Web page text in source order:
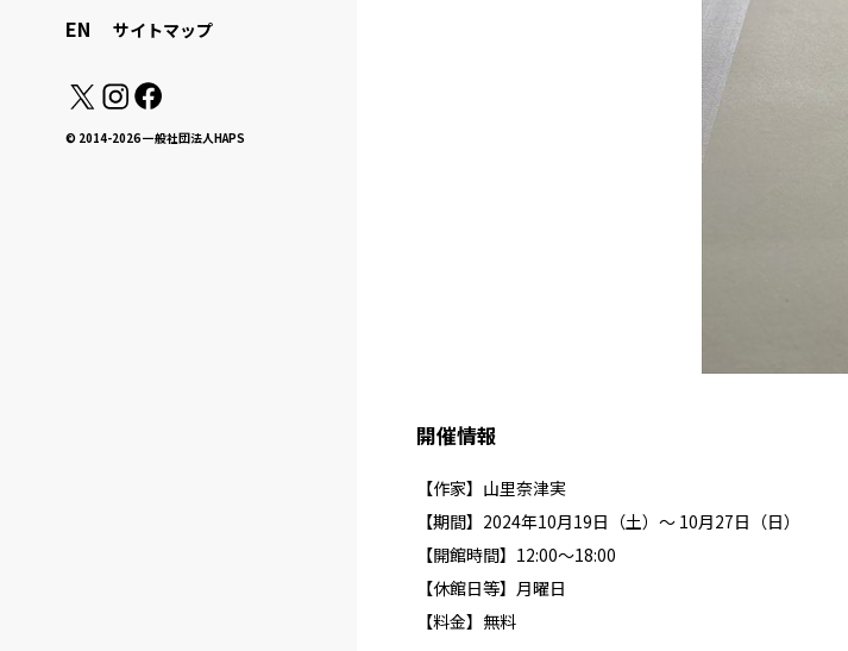
EN サイトマップ
© 2014-2026 一般社団法人HAPS
開催情報
【作家】山里奈津実
【期間】2024年10月19日（土）〜 10月27日（日）
【開館時間】12:00～18:00
【休館日等】月曜日
【料金】無料